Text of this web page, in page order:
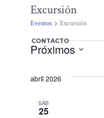
CONTACTO
Excursión
Eventos Excursión
Eventos
Próximos
la
abril 2026
SÁB
25